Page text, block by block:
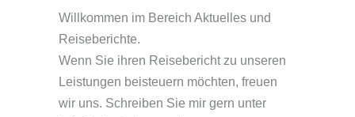
Willkommen im Bereich Aktuelles und
Reiseberichte.
Wenn Sie ihren Reisebericht zu unseren
Leistungen beisteuern möchten, freuen
wir uns. Schreiben Sie mir gern unter